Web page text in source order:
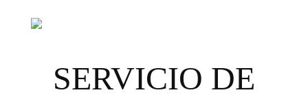
SERVICIO DE